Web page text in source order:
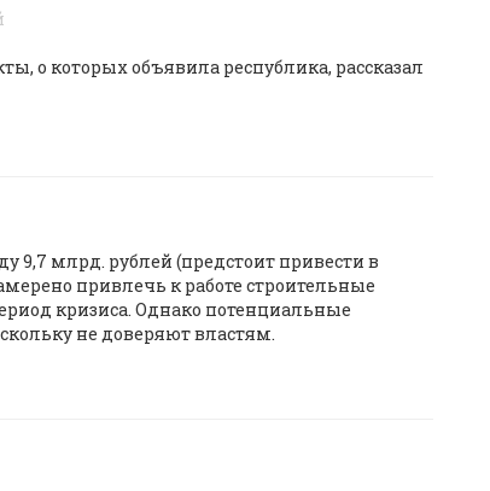
о которых объявила республика, рассказал
9,7 млрд. рублей (предстоит привести в
привлечь к работе строительные
кризиса. Однако потенциальные
не доверяют властям.